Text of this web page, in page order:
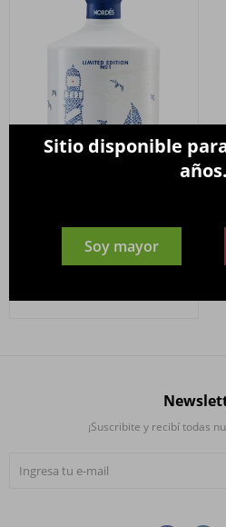
Sitio disponible
años.
Soy mayor
Gin NORDES Limited Edition
N°1 Alc.40º 700ml.
¡Suscribite y recibí todas